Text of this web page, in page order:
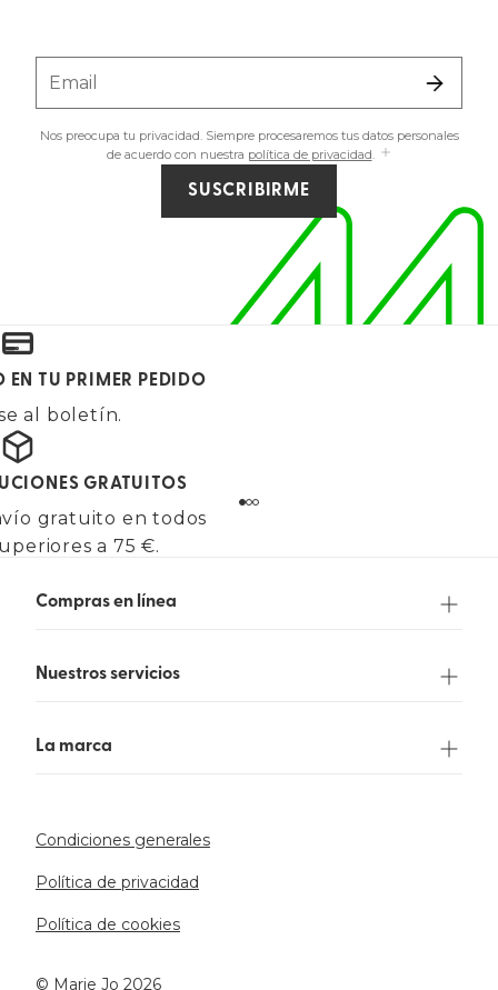
Email
Nos preocupa tu privacidad. Siempre procesaremos tus datos personales
de acuerdo con nuestra política de privacidad.
SUSCRIBIRME
EN TU PRIMER PEDIDO
al boletín.
GRATUITOS
gratuito en todos
a 75 €.
Compras en línea
Nuestros servicios
La marca
Condiciones generales
Política de privacidad
Política de cookies
©️ Marie Jo 2026